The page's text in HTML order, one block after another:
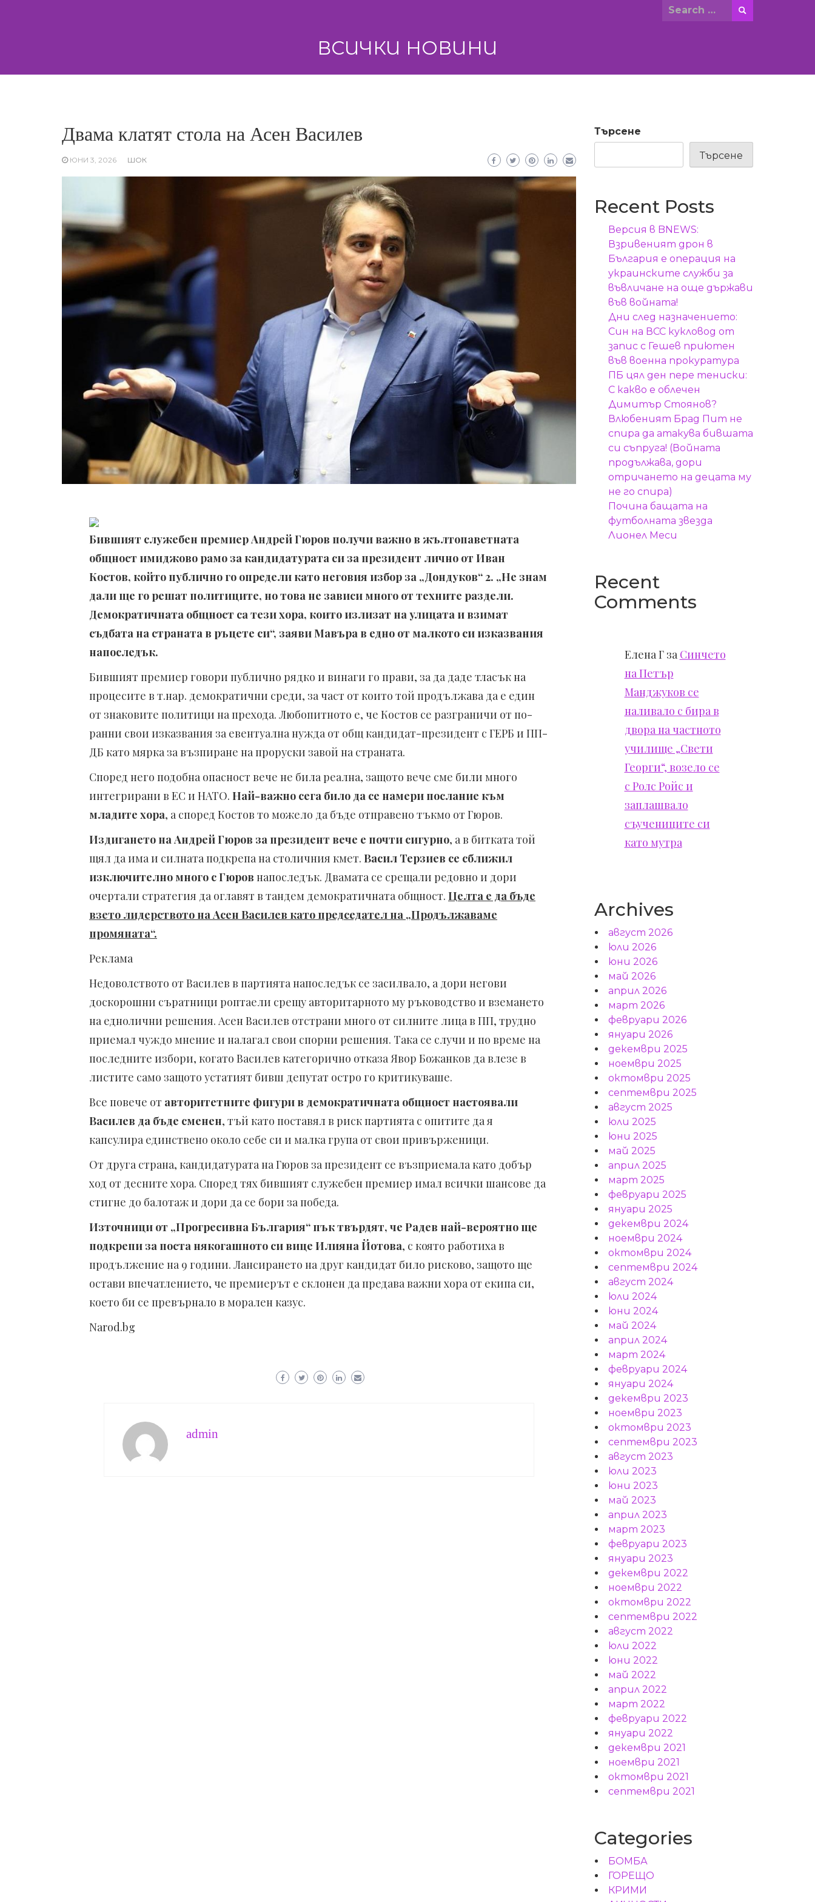
Search
ВСИЧКИ НОВИНИ
Двама клатят стола на Асен Василев
ЮНИ 3, 2026 ШОК
Бившият служебен премиер Андрей Гюров получи важно в жълтопаветната
общност имиджово рамо за кандидатурата си за президент лично от Иван
Костов, който публично го определи като неговия избор за „Дондуков“ 2. „Не знам
дали ще го решат политиците, но това не зависи много от техните раздели.
Демократичната общност са тези хора, които излизат на улицата и взимат
съдбата на страната в ръцете си“, заяви Мавъра в едно от малкото си изказвания
напоследък.
Бившият премиер говори публично рядко и винаги го прави, за да даде тласък на
процесите в т.нар. демократични среди, за част от които той продължава да е един
от знаковите политици на прехода. Любопитното е, че Костов се разграничи от по-
ранни свои изказвания за евентуална нужда от общ кандидат-президент с ГЕРБ и ПП-
ДБ като мярка за възпиране на проруски завой на страната.
Според него подобна опасност вече не била реална, защото вече сме били много
интегрирани в ЕС и НАТО. Най-важно сега било да се намери послание към
младите хора, а според Костов то можело да бъде отправено тъкмо от Гюров.
Издигането на Андрей Гюров за президент вече е почти сигурно, а в битката той
щял да има и силната подкрепа на столичния кмет. Васил Терзиев се сближил
изключително много с Гюров напоследък. Двамата се срещали редовно и дори
очертали стратегия да оглавят в тандем демократичната общност. Целта е да бъде
взето лидерството на Асен Василев като председател на „Продължаваме
промяната“.
Реклама
Недоволството от Василев в партията напоследък се засилвало, а дори негови
доскорошни съратници роптаели срещу авторитарното му ръководство и вземането
на еднолични решения. Асен Василев отстрани много от силните лица в ПП, трудно
приемал чуждо мнение и налагал свои спорни решения. Така се случи и по време на
последните избори, когато Василев категорично отказа Явор Божанков да влезе в
листите само защото устатият бивш депутат остро го критикуваше.
Все повече от авторитетните фигури в демократичната общност настоявали
Василев да бъде сменен, тъй като поставял в риск партията с опитите да я
капсулира единствено около себе си и малка група от свои привърженици.
От друга страна, кандидатурата на Гюров за президент се възприемала като добър
ход от десните хора. Според тях бившият служебен премиер имал всички шансове да
стигне до балотаж и дори да се бори за победа.
Източници от „Прогресивна България“ пък твърдят, че Радев най-вероятно ще
подкрепи за поста някогашното си вице Илияна Йотова, с която работиха в
продължение на 9 години. Лансирането на друг кандидат било рисково, защото ще
остави впечатлението, че премиерът е склонен да предава важни хора от екипа си,
което би се превърнало в морален казус.
Narod.bg
admin
Търсене
Търсене
Recent Posts
Версия в BNEWS:
Взривеният дрон в
България е операция на
украинските служби за
въвличане на още държави
във войната!
Дни след назначението:
Син на ВСС кукловод от
запис с Гешев приютен
във военна прокуратура
ПБ цял ден пере тениски:
С какво е облечен
Димитър Стоянов?
Влюбеният Брад Пит не
спира да атакува бившата
си съпруга! (Войната
продължава, дори
отричането на децата му
не го спира)
Почина бащата на
футболната звезда
Лионел Меси
Recent
Comments
Елена Гза Синчето
на Петър
Манджуков се
наливало с бира в
двора на частното
училище „Свети
Георги“, возело се
с Ролс Ройс и
заплашвало
съучениците си
като мутра
Archives
август 2026
юли 2026
юни 2026
май 2026
април 2026
март 2026
февруари 2026
януари 2026
декември 2025
ноември 2025
октомври 2025
септември 2025
август 2025
юли 2025
юни 2025
май 2025
април 2025
март 2025
февруари 2025
януари 2025
декември 2024
ноември 2024
октомври 2024
септември 2024
август 2024
юли 2024
юни 2024
май 2024
април 2024
март 2024
февруари 2024
януари 2024
декември 2023
ноември 2023
октомври 2023
септември 2023
август 2023
юли 2023
юни 2023
май 2023
април 2023
март 2023
февруари 2023
януари 2023
декември 2022
ноември 2022
октомври 2022
септември 2022
август 2022
юли 2022
юни 2022
май 2022
април 2022
март 2022
февруари 2022
януари 2022
декември 2021
ноември 2021
октомври 2021
септември 2021
Categories
БОМБА
ГОРЕЩО
КРИМИ